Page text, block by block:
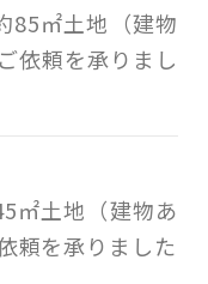
㎡土地（建物
依頼を承りまし
㎡土地（建物あ
頼を承りました